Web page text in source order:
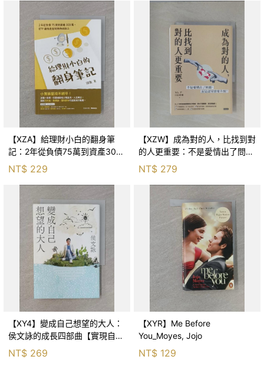
【XZA】給理財小白的翻身筆
記：2年從負債75萬到資產300
萬，ETF讓我走在財務自由路上_
鐵蛋
NT$ 229
【XZW】成為對的人，比找到對
的人更重要：不是愛情出了問
題，而是認知需要升級！_Mr. P
NT$ 279
【XY4】變成自己想望的大人：
侯文詠的成長四部曲【實現自
己】_侯文詠
NT$ 269
【XYR】Me Before
You_Moyes, Jojo
NT$ 129